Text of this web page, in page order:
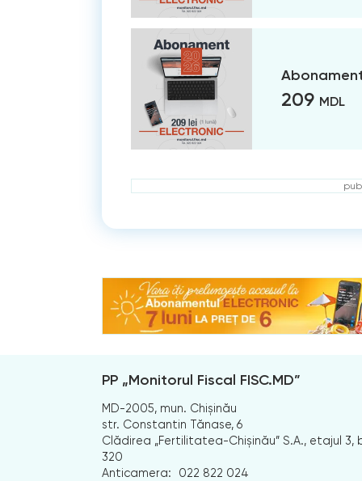
209 MDL
PP „Monitorul Fiscal FISC.MD”
MD-2005, mun. Chișinău
str. Constantin Tănase, 6
Clădirea „Fertilitatea-Chișinău” S.A., etajul 3,
320
Anticamera:
022 822 024